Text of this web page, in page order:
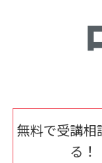
無料で受講相
る！